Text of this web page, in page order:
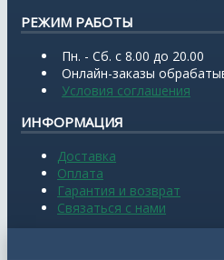
РЕЖИМ РАБОТЫ
Пн. - Сб. с 8.00 до 20.00
Онлайн-заказы
Условия соглашения
ИНФОРМАЦИЯ
Доставка
Оплата
Гарантия и возврат
Связаться с нами